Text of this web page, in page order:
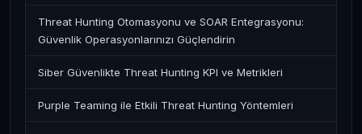
Threat Hunting Otomasyonu ve SOAR Entegrasyonu:
Güvenlik Operasyonlarınızı Güçlendirin
Siber Güvenlikte Threat Hunting KPI ve Metrikleri
Purple Teaming ile Etkili Threat Hunting Yöntemleri